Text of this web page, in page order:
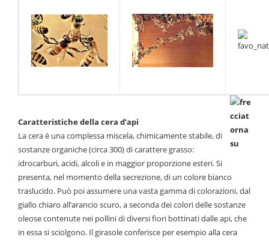
Caratteristiche della cera d’api
La cera è una complessa miscela, chimicamente stabile, di
sostanze organiche (circa 300) di carattere grasso:
idrocarburi, acidi, alcoli e in maggior proporzione esteri. Si
presenta, nel momento della secrezione, di un colore bianco
traslucido. Può poi assumere una vasta gamma di colorazioni, dal
giallo chiaro all’arancio scuro, a seconda dei colori delle sostanze
oleose contenute nei pollini di diversi fiori bottinati dalle api, che
in essa si sciolgono. Il girasole conferisce per esempio alla cera